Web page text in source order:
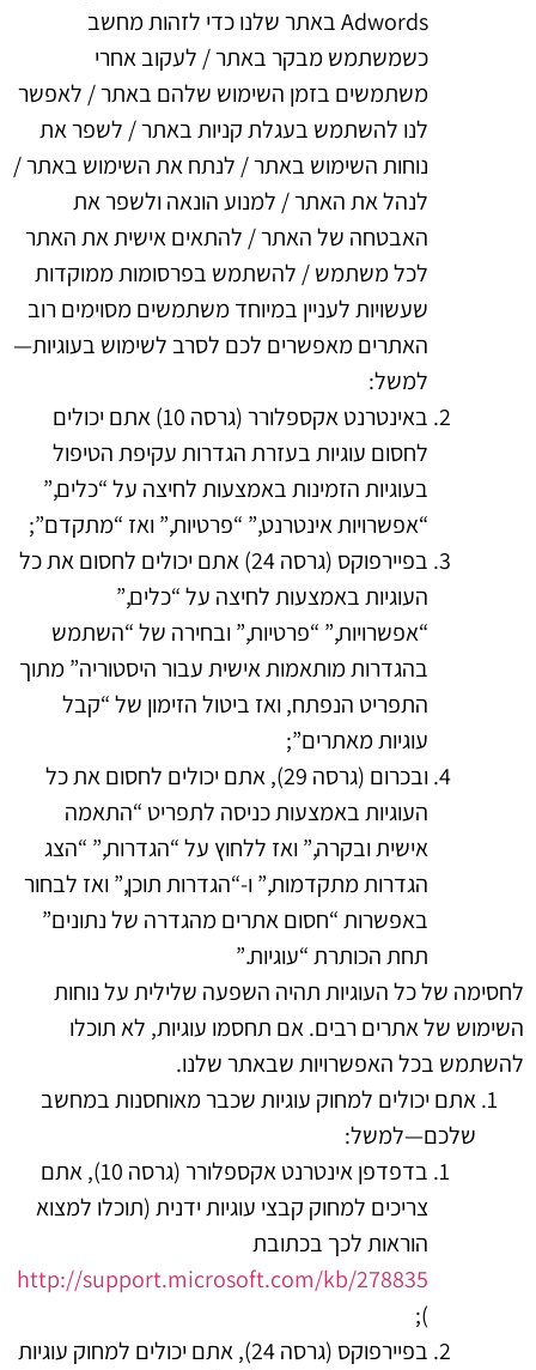
Adwords באתר שלנו כדי לזהות מחשב
כשמשתמש מבקר באתר / לעקוב אחרי
משתמשים בזמן השימוש שלהם באתר / לאפשר
לנו להשתמש בעגלת קניות באתר / לשפר את
נוחות השימוש באתר / לנתח את השימוש באתר /
לנהל את האתר / למנוע הונאה ולשפר את
האבטחה של האתר / להתאים אישית את האתר
לכל משתמש / להשתמש בפרסומות ממוקדות
שעשויות לעניין במיוחד משתמשים מסוימים רוב
האתרים מאפשרים לכם לסרב לשימוש בעוגיות—
למשל:
באינטרנט אקספלורר (גרסה 10) אתם יכולים
לחסום עוגיות בעזרת הגדרות עקיפת הטיפול
בעוגיות הזמינות באמצעות לחיצה על “כלים,”
“אפשרויות אינטרנט,” “פרטיות,” ואז “מתקדם”;
בפיירפוקס (גרסה 24) אתם יכולים לחסום את כל
העוגיות באמצעות לחיצה על “כלים,”
“אפשרויות,” “פרטיות,” ובחירה של “השתמש
בהגדרות מותאמות אישית עבור היסטוריה” מתוך
התפריט הנפתח, ואז ביטול הזימון של “קבל
עוגיות מאתרים”;
ובכרום (גרסה 29), אתם יכולים לחסום את כל
העוגיות באמצעות כניסה לתפריט “התאמה
אישית ובקרה,” ואז ללחוץ על “הגדרות,” “הצג
הגדרות מתקדמות,” ו-“הגדרות תוכן,” ואז לבחור
באפשרות “חסום אתרים מהגדרה של נתונים”
תחת הכותרת “עוגיות.”
לחסימה של כל העוגיות תהיה השפעה שלילית על נוחות
השימוש של אתרים רבים. אם תחסמו עוגיות, לא תוכלו
להשתמש בכל האפשרויות שבאתר שלנו.
אתם יכולים למחוק עוגיות שכבר מאוחסנות במחשב
שלכם—למשל:
בדפדפן אינטרנט אקספלורר (גרסה 10), אתם
צריכים למחוק קבצי עוגיות ידנית (תוכלו למצוא
הוראות לכך בכתובת
http://support.microsoft.com/kb/278835
);
בפיירפוקס (גרסה 24), אתם יכולים למחוק עוגיות